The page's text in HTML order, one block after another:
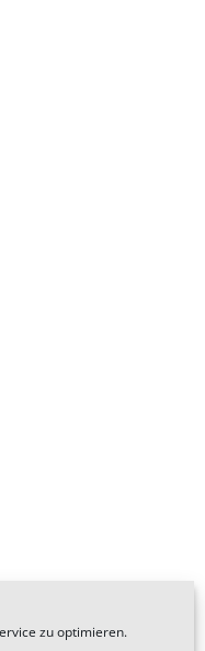
zu optimieren.